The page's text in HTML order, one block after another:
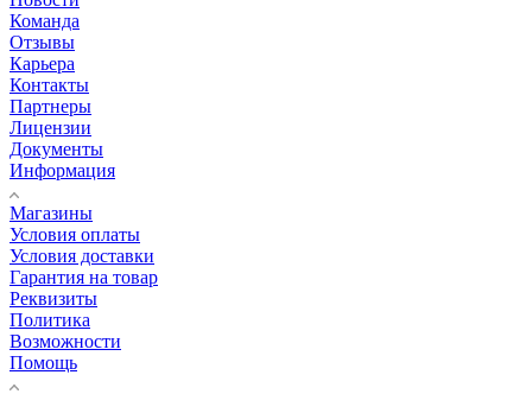
Команда
Отзывы
Карьера
Контакты
Партнеры
Лицензии
Документы
Информация
Магазины
Условия оплаты
Условия доставки
Гарантия на товар
Реквизиты
Политика
Возможности
Помощь